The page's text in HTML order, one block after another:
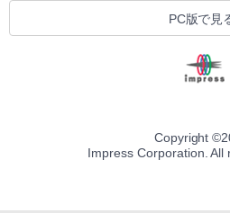
PC版で見
Copyright ©
Impress Corporation. All